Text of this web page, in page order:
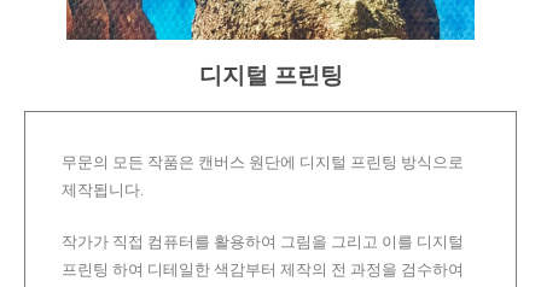
디지털 프린팅
무문의 모든 작품은 캔버스 원단에 디지털 프린팅 방식으로
제작됩니다.
작가가 직접 컴퓨터를 활용하여 그림을 그리고 이를 디지털
프린팅 하여 디테일한 색감부터 제작의 전 과정을 검수하여